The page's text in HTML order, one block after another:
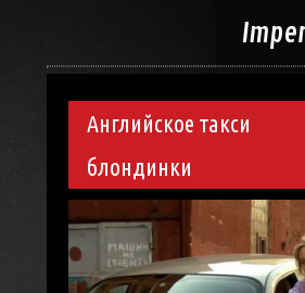
Английское такси
блондинки